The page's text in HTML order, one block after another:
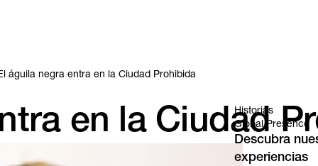
Historias
Global Presence
Descubra
experiencias
águila negra entra en la Ciudad Prohibida
en la Ciudad